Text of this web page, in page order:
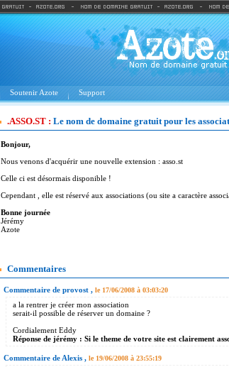
Soutenir Azote Support
.ASSO.ST : Le nom de domaine gratuit pour les
Bonjour,
Nous venons d'acquérir une nouvelle extension : asso.st
Celle ci est désormais disponible !
Cependant , elle est réservé aux associations (ou site a caractère
Bonne journée
Jérémy
Azote
Commentaires
Commentaire de provost , le 17/06/2008 à 03:03:20
a la rentrer je créer mon association
serait-il possible de réserver un domaine ?
Cordialement Eddy
Réponse de jérémy : Si le theme de votre site est clairement
Commentaire de Alexis , le 19/06/2008 à 23:55:19